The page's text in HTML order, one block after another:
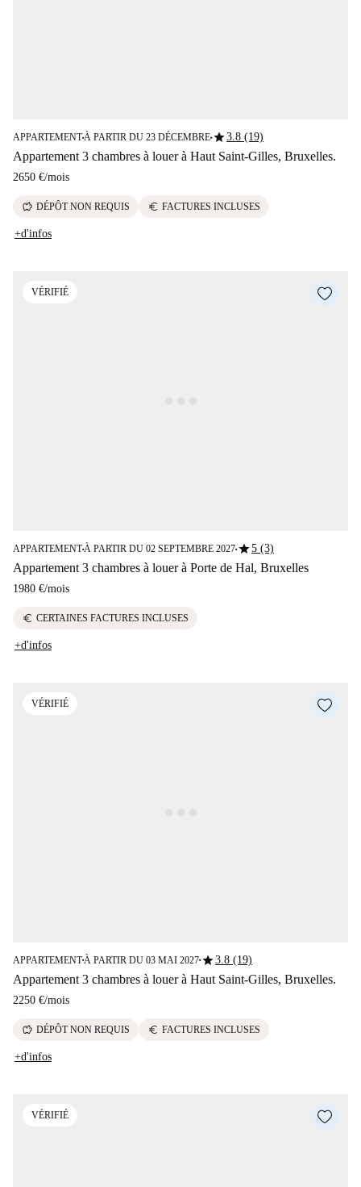
APPARTEMENT■À PARTIR DU 23 DÉCEMBRE■star3.8 (19)
Appartement 3 chambres à louer à Haut Saint-Gilles, Bruxelles.
2650 €/mois
savings DÉPÔT NON REQUIS euro FACTURES INCLUSES
+d'infos
VÉRIFIÉ
APPARTEMENT■À PARTIR DU 02 SEPTEMBRE 2027■star5 (3)
Appartement 3 chambres à louer à Porte de Hal, Bruxelles
1980 €/mois
euro CERTAINES FACTURES INCLUSES
+d'infos
VÉRIFIÉ
APPARTEMENT■À PARTIR DU 03 MAI 2027■star3.8 (19)
Appartement 3 chambres à louer à Haut Saint-Gilles, Bruxelles.
2250 €/mois
savings DÉPÔT NON REQUIS euro FACTURES INCLUSES
+d'infos
VÉRIFIÉ